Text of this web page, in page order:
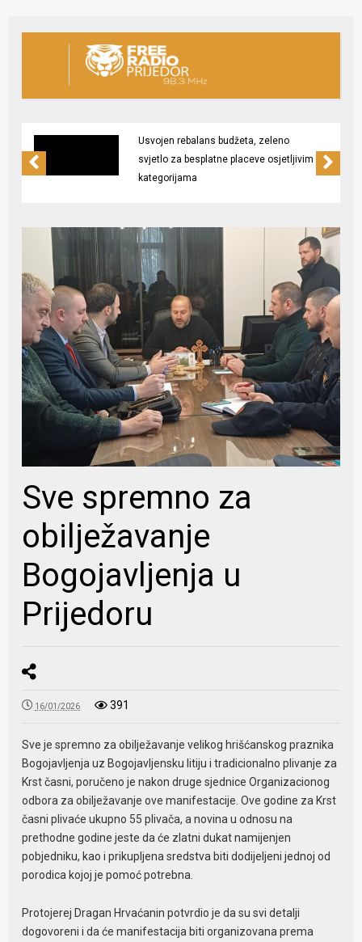
Usvojen rebalans budžeta, zeleno
svjetlo za besplatne placeve osjetljivim
kategorijama
Sve spremno za
obilježavanje
Bogojavljenja u
Prijedoru
16/01/2026 391
Sve je spremno za obilježavanje velikog hrišćanskog praznika
Bogojavljenja uz Bogojavljensku litiju i tradicionalno plivanje za
Krst časni, poručeno je nakon druge sjednice Organizacionog
odbora za obilježavanje ove manifestacije. Ove godine za Krst
časni plivaće ukupno 55 plivača, a novina u odnosu na
prethodne godine jeste da će zlatni dukat namijenjen
pobjedniku, kao i prikupljena sredstva biti dodijeljeni jednoj od
porodica kojoj je pomoć potrebna.
Protojerej Dragan Hrvaćanin potvrdio je da su svi detalji
dogovoreni i da će manifestacija biti organizovana prema